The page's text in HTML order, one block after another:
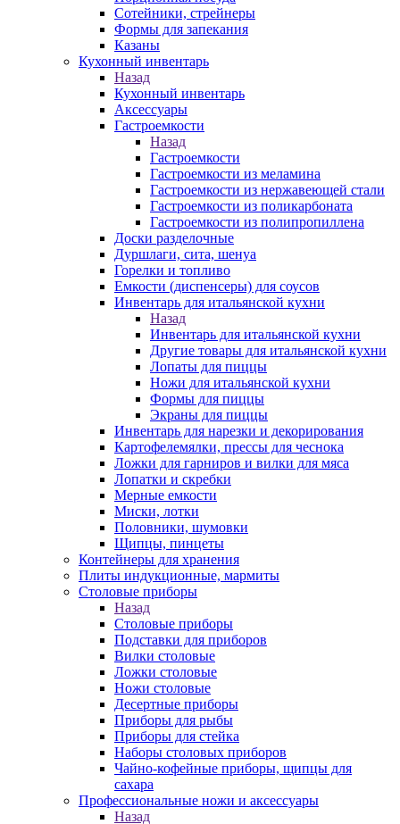
Сотейники, стрейнеры
Формы для запекания
Казаны
Кухонный инвентарь
Назад
Кухонный инвентарь
Аксессуары
Гастроемкости
Назад
Гастроемкости
Гастроемкости из меламина
Гастроемкости из нержавеющей стали
Гастроемкости из поликарбоната
Гастроемкости из полипропиллена
Доски разделочные
Дуршлаги, сита, шенуа
Горелки и топливо
Емкости (диспенсеры) для соусов
Инвентарь для итальянской кухни
Назад
Инвентарь для итальянской кухни
Другие товары для итальянской кухни
Лопаты для пиццы
Ножи для итальянской кухни
Формы для пиццы
Экраны для пиццы
Инвентарь для нарезки и декорирования
Картофелемялки, прессы для чеснока
Ложки для гарниров и вилки для мяса
Лопатки и скребки
Мерные емкости
Миски, лотки
Половники, шумовки
Щипцы, пинцеты
Контейнеры для хранения
Плиты индукционные, мармиты
Столовые приборы
Назад
Столовые приборы
Подставки для приборов
Вилки столовые
Ложки столовые
Ножи столовые
Десертные приборы
Приборы для рыбы
Приборы для стейка
Наборы столовых приборов
Чайно-кофейные приборы, щипцы для
сахара
Профессиональные ножи и аксессуары
Назад